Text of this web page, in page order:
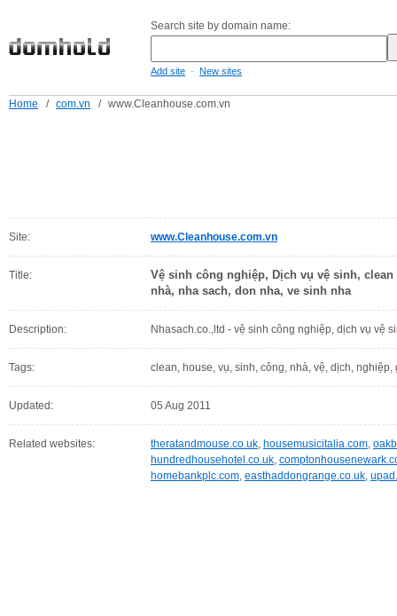
Search site by domain name:
Add site - New sites
Home / com.vn / www.Cleanhouse.com.vn
Site: www.Cleanhouse.com.vn
Title:
Vệ sinh công nghiệp, Dịch vụ vệ sinh,
nhà, nha sach, don nha, ve sinh nha
Description: Nhasach.co.,ltd - vệ sinh công nghiệp, dịch vụ vệ
Tags: clean, house, vụ, sinh, công, nhà, vệ, dịch,
Updated: 05 Aug 2011
Related websites: theratandmouse.co.uk, housemusicitalia.com,
hundredhousehotel.co.uk,
homebankplc.com, easthaddongrange.co.uk,